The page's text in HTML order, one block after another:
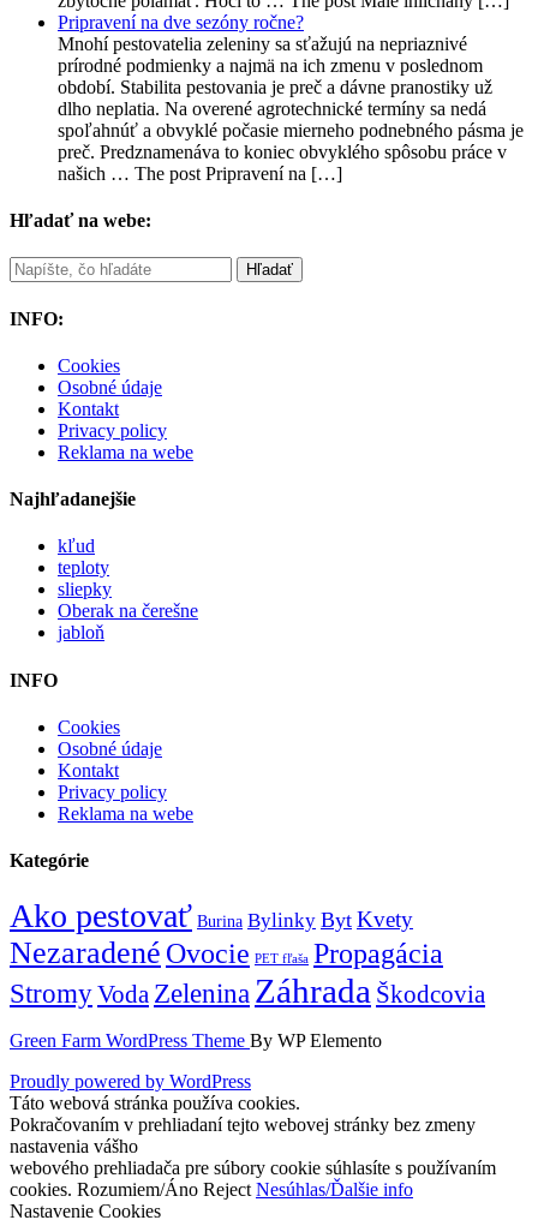
Pripravení na dve sezóny ročne?
Mnohí pestovatelia zeleniny sa sťažujú na nepriaznivé
prírodné podmienky a najmä na ich zmenu v poslednom
období. Stabilita pestovania je preč a dávne pranostiky už
dlho neplatia. Na overené agrotechnické termíny sa nedá
spoľahnúť a obvyklé počasie mierneho podnebného pásma je
preč. Predznamenáva to koniec obvyklého spôsobu práce v
našich … The post Pripravení na […]
Hľadať na webe:
INFO:
Cookies
Osobné údaje
Kontakt
Privacy policy
Reklama na webe
Najhľadanejšie
kľud
teploty
sliepky
Oberak na čerešne
jabloň
INFO
Cookies
Osobné údaje
Kontakt
Privacy policy
Reklama na webe
Kategórie
Ako pestovať Burina Bylinky Byt Kvety
Nezaradené Ovocie PET fľaša Propagácia
StromyVoda ZeleninaZáhrada Škodcovia
Green Farm WordPress Theme By WP Elemento
Proudly powered by WordPress
Táto webová stránka používa cookies.
Pokračovaním v prehliadaní tejto webovej stránky bez zmeny
nastavenia vášho
webového prehliadača pre súbory cookie súhlasíte s používaním
cookies. Rozumiem/Áno Reject Nesúhlas/Ďalšie info
Nastavenie Cookies